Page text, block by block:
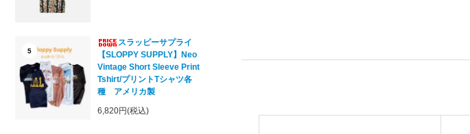
5
スラッピーサプライ
【SLOPPY SUPPLY】Neo
Vintage Short Sleeve Print
Tshirt/プリントTシャツ各
種 アメリカ製
6,820円(税込)